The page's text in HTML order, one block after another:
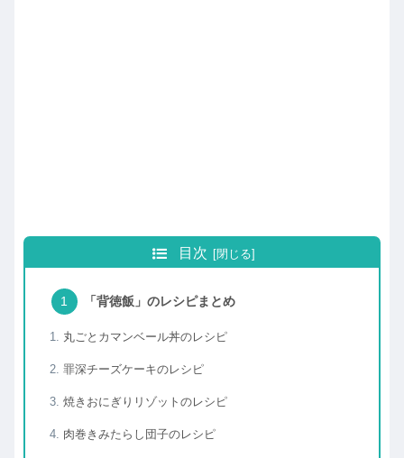
目次
「背徳飯」のレシピまとめ
丸ごとカマンベール丼のレシピ
罪深チーズケーキのレシピ
焼きおにぎりリゾットのレシピ
肉巻きみたらし団子のレシピ